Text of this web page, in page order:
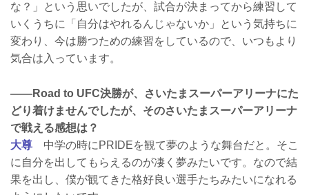
な？」という思いでしたが、試合が決まってから練習して
いくうちに「自分はやれるんじゃないか」という気持ちに
変わり、今は勝つための練習をしているので、いつもより
気合は入っています。
——Road to UFC決勝が、さいたまスーパーアリーナにた
どり着けませんでしたが、そのさいたまスーパーアリーナ
で戦える感想は？
大尊 中学の時にPRIDEを観て夢のような舞台だと。そこ
に自分を出してもらえるのが凄く夢みたいです。なので結
果を出し、僕が観てきた格好良い選手たちみたいになれる